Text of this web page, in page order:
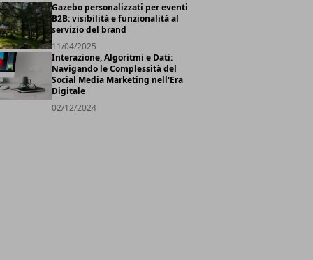
Gazebo personalizzati per eventi
B2B: visibilità e funzionalità al
servizio del brand
11/04/2025
Interazione, Algoritmi e Dati:
Navigando le Complessità del
Social Media Marketing nell'Era
Digitale
02/12/2024